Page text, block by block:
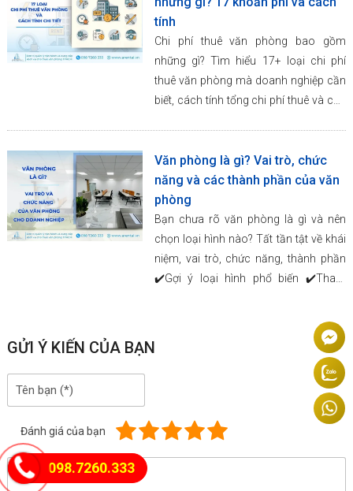
tính
Chi phí thuê văn phòng bao gồm
những gì? Tìm hiểu 17+ loại chi phí
thuê văn phòng mà doanh nghiệp cần
biết, cách tính tổng chi phí thuê và các
Văn phòng là gì? Vai trò, chức
năng và các thành phần của văn
phòng
Bạn chưa rõ văn phòng là gì và nên
chọn loại hình nào? Tất tần tật về khái
niệm, vai trò, chức năng, thành phần
✔️Gợi ý loại hình phổ biến ✔️Tham
GỬI Ý KIẾN CỦA BẠN
Đánh giá của bạn
098.7260.333